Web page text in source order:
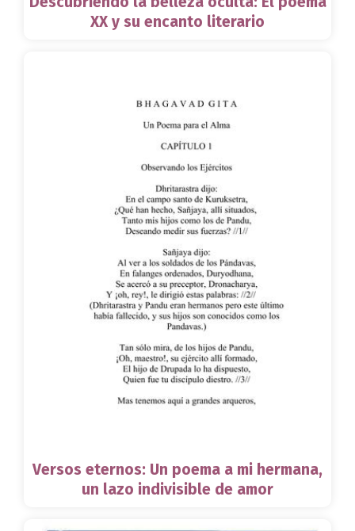
XX y su encanto literario
Versos eternos: Un poema a mi hermana,
un lazo indivisible de amor